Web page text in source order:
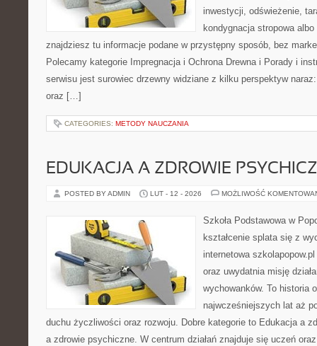
inwestycji, odświeżenie,
kondygnacja stropowa
znajdziesz tu informacje podane w przystępny sposób, bez
Polecamy kategorie Impregnacja i Ochrona Drewna i Porady i
serwisu jest surowiec drzewny widziane z kilku perspektyw
oraz […]
CATEGORIES: METODY NAUCZANIA
EDUKACJA A ZDROWIE
POSTED BY ADMIN LUT - 12 - 2026 MOŻLIWOŚĆ
Szkoła Podstawowa w
kształcenie splata się z
internetowa
oraz uwydatnia misję
wychowanków. To historia
najwcześniejszych lat aż
duchu życzliwości oraz rozwoju. Dobre kategorie to Edukacja a
a zdrowie psychiczne. W centrum działań znajduje się uczeń